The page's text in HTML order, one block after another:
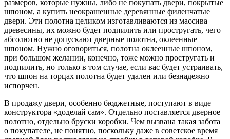
размеров, которые нужны, либо не покупать двери, покрытые
шпоном, а купить неокрашенные деревянные филенчатые
двери. Эти полотна целиком изготавливаются из массива
древесины, их можно будет подпилить или простругать, чего
абсолютно не допускают дверные полотна, оклеенные
шпоном. Нужно оговориться, полотна оклеенные шпоном,
при большом желании, конечно, тоже можно простругать и
подпилить, но только в том случае, если вас будет устраивать,
что шпон на торцах полотна будет удален или безнадежно
испорчен.
В продажу двери, особенно бюджетные, поступают в виде
конструктора «доделай сам». Отдельно поставляется дверное
полотно, отдельно бруски коробки. Чем вызвана такая забота
о покупателе, не понятно, поскольку даже в советское время